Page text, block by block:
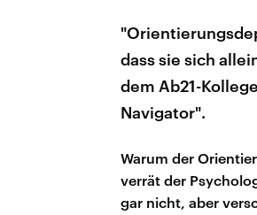
dass sie sich
dem Ab21-
Navigator".
Warum der
verrät der
gar nicht, aber